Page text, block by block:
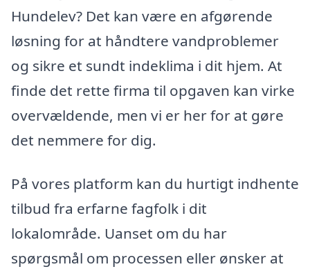
Hundelev? Det kan være en afgørende
løsning for at håndtere vandproblemer
og sikre et sundt indeklima i dit hjem. At
finde det rette firma til opgaven kan virke
overvældende, men vi er her for at gøre
det nemmere for dig.
På vores platform kan du hurtigt indhente
tilbud fra erfarne fagfolk i dit
lokalområde. Uanset om du har
spørgsmål om processen eller ønsker at